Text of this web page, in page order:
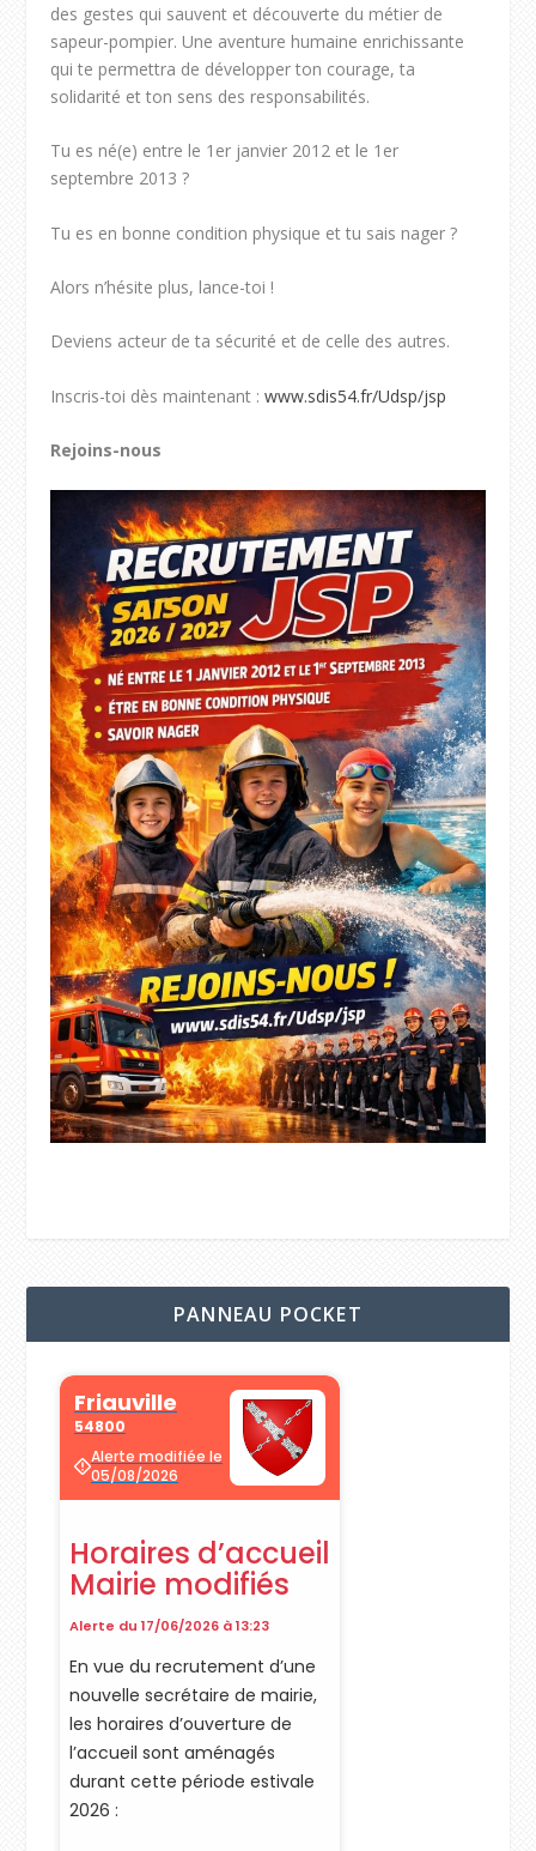
des gestes qui sauvent et découverte du métier de
sapeur-pompier. Une aventure humaine enrichissante
qui te permettra de développer ton courage, ta
solidarité et ton sens des responsabilités.
Tu es né(e) entre le 1er janvier 2012 et le 1er
septembre 2013 ?
Tu es en bonne condition physique et tu sais nager ?
Alors n’hésite plus, lance-toi !
Deviens acteur de ta sécurité et de celle des autres.
Inscris-toi dès maintenant :www.sdis54.fr/Udsp/jsp
Rejoins-nous
PANNEAU POCKET